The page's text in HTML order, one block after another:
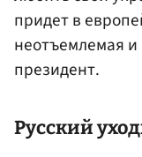
придет в
неотъемлемая
президент.
Русский